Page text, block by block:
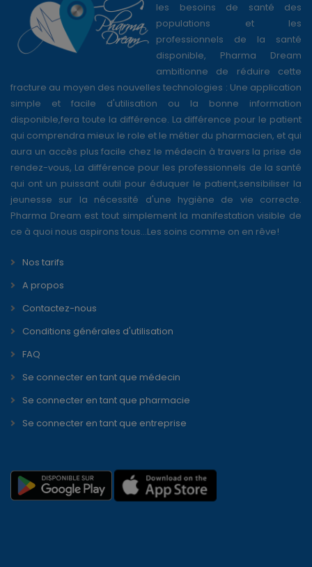
les besoins de santé des
populations et les
professionnels de la santé
disponible, Pharma Dream
ambitionne de réduire cette
fracture au moyen des nouvelles technologies : Une application
simple et facile d'utilisation ou la bonne information
disponible,fera toute la différence. La différence pour le patient
qui comprendra mieux le role et le métier du pharmacien, et qui
aura un accès plus facile chez le médecin à travers la prise de
rendez-vous, La différence pour les professionnels de la santé
qui ont un puissant outil pour éduquer le patient,sensibiliser la
jeunesse sur la nécessité d'une hygiène de vie correcte.
Pharma Dream est tout simplement la manifestation visible de
ce à quoi nous aspirons tous...Les soins comme on en rêve!
Nos tarifs
A propos
Contactez-nous
Conditions générales d'utilisation
FAQ
Se connecter en tant que médecin
Se connecter en tant que pharmacie
Se connecter en tant que entreprise